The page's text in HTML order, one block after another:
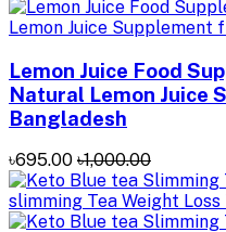
Lemon Juice Food
Natural Lemon Juice
Bangladesh
৳695.00 ৳1,000.00